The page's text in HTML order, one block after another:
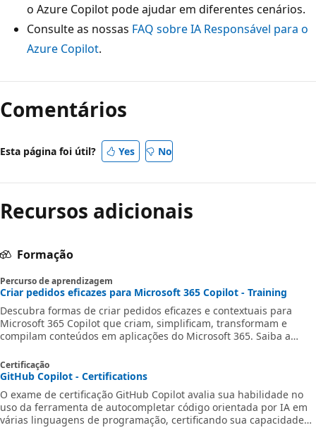
o Azure Copilot pode ajudar em diferentes cenários.
Consulte as nossas FAQ sobre IA Responsável para o
Azure Copilot.
Comentários
Esta página foi útil? Yes No
Recursos adicionais
Formação
Percurso de aprendizagem
Criar pedidos eficazes para Microsoft 365 Copilot - Training
Descubra formas de criar pedidos eficazes e contextuais para
Microsoft 365 Copilot que criam, simplificam, transformam e
compilam conteúdos em aplicações do Microsoft 365. Saiba a
expetativa no seu pedido para obter os melhores resultados. Este
curso abrange cenários e exemplos do mundo real com o Copilot
em aplicações do Microsoft 365, como Word, Excel, PowerPoint,
Teams, Outlook, OneNote e Chat.
Certificação
GitHub Copilot - Certifications
O exame de certificação GitHub Copilot avalia sua habilidade no
uso da ferramenta de autocompletar código orientada por IA em
várias linguagens de programação, certificando sua capacidade